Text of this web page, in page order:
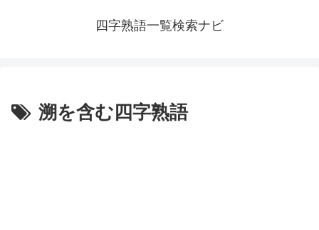
四字熟語一覧検索ナビ
溯を含む四字熟語